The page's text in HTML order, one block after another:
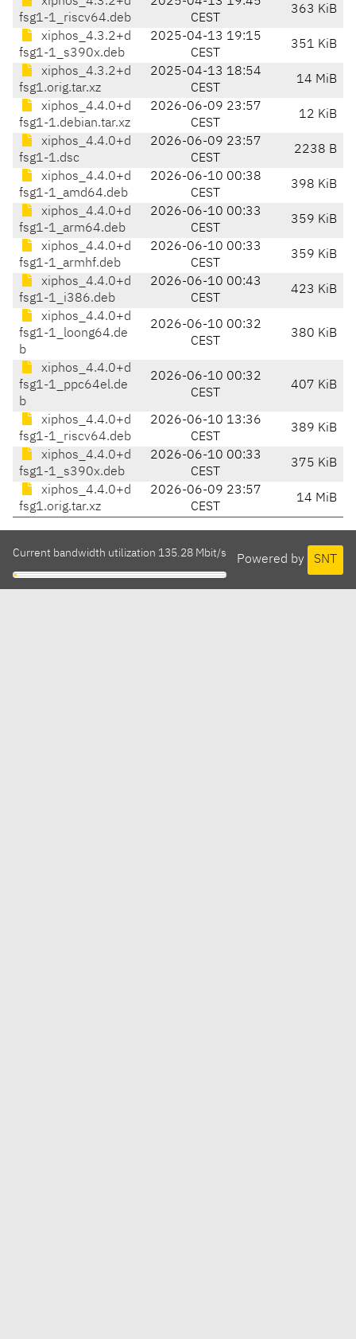
fsg1-1_riscv64.deb
CEST
363 KiB
xiphos_4.3.2+d
fsg1-1_s390x.deb
2025-04-13 19:15
CEST
351 KiB
xiphos_4.3.2+d
fsg1.orig.tar.xz
2025-04-13 18:54
CEST
14 MiB
xiphos_4.4.0+d
fsg1-1.debian.tar.xz
2026-06-09 23:57
CEST
12 KiB
xiphos_4.4.0+d
fsg1-1.dsc
2026-06-09 23:57
CEST
2238 B
xiphos_4.4.0+d
fsg1-1_amd64.deb
2026-06-10 00:38
CEST
398 KiB
xiphos_4.4.0+d
fsg1-1_arm64.deb
2026-06-10 00:33
CEST
359 KiB
xiphos_4.4.0+d
fsg1-1_armhf.deb
2026-06-10 00:33
CEST
359 KiB
xiphos_4.4.0+d
fsg1-1_i386.deb
2026-06-10 00:43
CEST
423 KiB
xiphos_4.4.0+d
fsg1-1_loong64.de
b
2026-06-10 00:32
CEST
380 KiB
xiphos_4.4.0+d
fsg1-1_ppc64el.de
b
2026-06-10 00:32
CEST
407 KiB
xiphos_4.4.0+d
fsg1-1_riscv64.deb
2026-06-10 13:36
CEST
389 KiB
xiphos_4.4.0+d
fsg1-1_s390x.deb
2026-06-10 00:33
CEST
375 KiB
xiphos_4.4.0+d
fsg1.orig.tar.xz
2026-06-09 23:57
CEST
14 MiB
Powered by SNT
Current bandwidth utilization 135.28 Mbit/s